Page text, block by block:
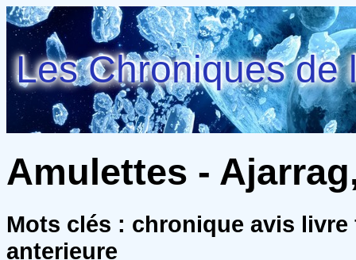
Les Chroniques de
Amulettes -
Mots clés : chronique avis
anterieure